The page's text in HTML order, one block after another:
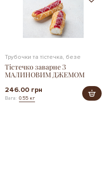
Трубочки та тістечка, безе
Тістечко заварне З
МАЛИНОВИМ ДЖЕМОМ
246.00 грн
Вага: 0.55 кг